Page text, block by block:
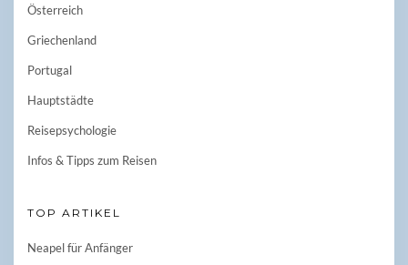
Österreich
Griechenland
Portugal
Hauptstädte
Reisepsychologie
Infos & Tipps zum Reisen
TOP ARTIKEL
Neapel für Anfänger